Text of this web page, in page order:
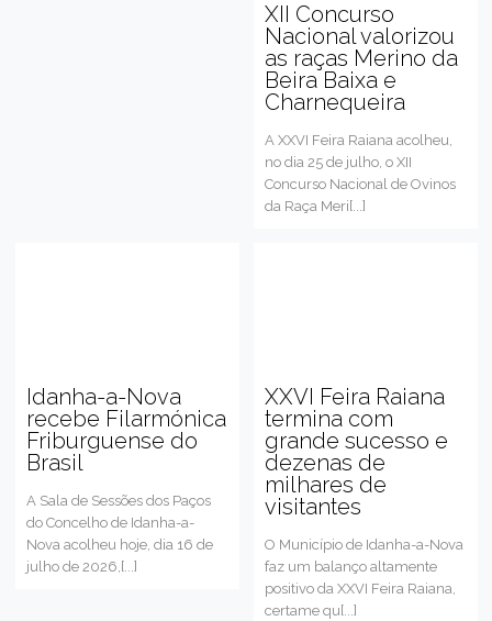
XII Concurso
Nacional valorizou
as raças Merino da
Beira Baixa e
Charnequeira
A XXVI Feira Raiana acolheu,
no dia 25 de julho, o XII
Concurso Nacional de Ovinos
da Raça Meri[...]
Idanha-a-Nova
recebe Filarmónica
Friburguense do
Brasil
A Sala de Sessões dos Paços
do Concelho de Idanha-a-
Nova acolheu hoje, dia 16 de
julho de 2026,[...]
XXVI Feira Raiana
termina com
grande sucesso e
dezenas de
milhares de
visitantes
O Município de Idanha-a-Nova
faz um balanço altamente
positivo da XXVI Feira Raiana,
certame qu[...]